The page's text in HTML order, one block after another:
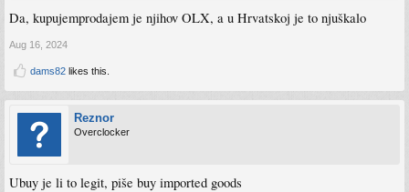
Da, kupujemprodajem je njihov OLX, a u Hrvatskoj je to njuškalo
Aug 16, 2024
dams82 likes this.
Reznor
Overclocker
Ubuy je li to legit, piše buy imported goods